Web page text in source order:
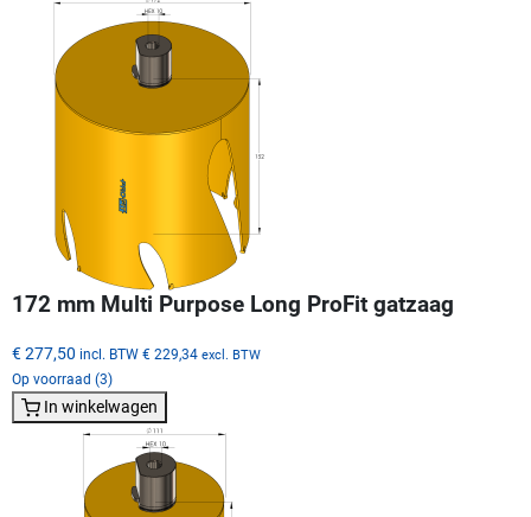
172 mm Multi Purpose Long ProFit gatzaag
€ 277,50 incl. BTW € 229,34 excl. BTW
Op voorraad (3)
In winkelwagen